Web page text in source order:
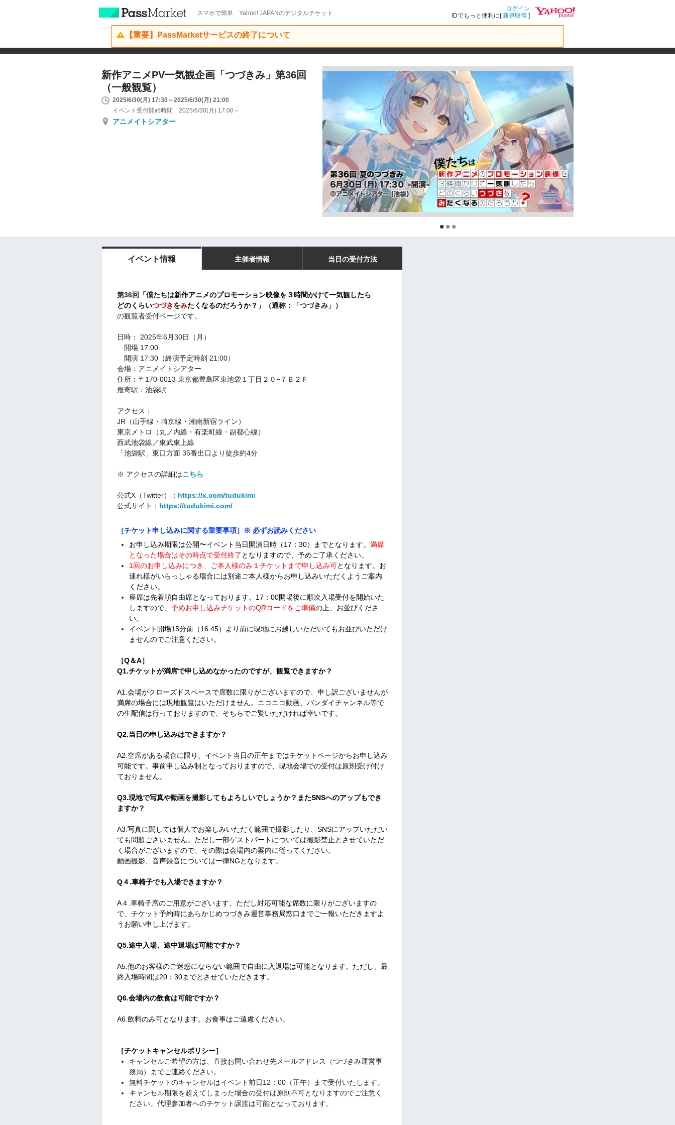
スマホで簡単 Yahoo! JAPANのデジタルチケット
ログイン
IDでもっと便利に[新規取得 ]
【重要】PassMarketサービスの終了について
新作アニメPV一気観企画「つづきみ」第36回
（一般観覧）
2025/6/30(月) 17:30～2025/6/30(月) 21:00
イベント受付開始時間 2025/6/30(月) 17:00～
アニメイトシアター
イベント情報 主催者情報 当日の受付方法
第36回「僕たちは新作アニメのプロモーション映像を３時間かけて一気観したら
どのくらいつづきをみたくなるのだろうか？ 」（通称：「つづきみ」）
の観覧者受付ページです。
日時： 2025年6 月30日（月）
開場 17:00
開演 17:30（終演予定時刻 21:00）
会場：アニメイトシアター
住所： 〒170-0013 東京都豊島区東池袋１丁目２０−７Ｂ２Ｆ
最寄駅：池袋駅
アクセス：
JR（山手線・埼京線・湘南新宿ライン）
東京メトロ（丸ノ内線・有楽町線・副都心線）
西武池袋線／東武東上線
「池袋駅」東口方面 35番出口より徒歩約4分
※ アクセスの詳細はこちら
公式X（Twitter）： https://x.com/tudukimi
公式サイト： https://tudukimi.com/
［チケット申し込みに関する重要事項］※ 必ずお読みください
お申し込み期限は公開〜イベント当日開演日時（17：30）までとなります。 満席
となった場合はその時点で受付終了 となりますので、予めご了承ください。
1回のお申し込みにつき、ご本人様のみ１チケットまで申し込み可となります。お
連れ様がいらっしゃる場合には別途ご本人様からお申し込みいただくようご案内
ください。
座席は先着順自由席となっております。17：00開場後に順次入場受付を開始いた
しますので、 予めお申し込みチケットのQRコードをご準備の上、お並びくださ
い。
イベント開場15分前（16:45）より前に現地にお越しいただいてもお並びいただけ
ませんのでご注意ください。
［Q＆A］
Q1.チケットが満席で申し込めなかったのですが、観覧できますか？
A1.会場がクローズドスペースで席数に限りがございますので、申し訳ございませんが
満席の場合には現地観覧はいただけません。ニコニコ動画、バンダイチャンネル等で
の生配信は行っておりますので、そちらでご覧いただければ幸いです。
Q2.当日の申し込みはできますか？
A2.空席がある場合に限り、イベント当日の正午まではチケットページからお申し込み
可能です。事前申し込み制となっておりますので、現地会場での受付は原則受け付け
ておりません。
Q3.現地で写真や動画を撮影してもよろしいでしょうか？またSNSへのアップもでき
ますか？
A3.写真に関しては個人でお楽しみいただく範囲で撮影したり、SNSにアップいただい
ても問題ございません。ただし一部ゲストパートについては撮影禁止とさせていただ
く場合がございますので、その際は会場内の案内に従ってください。
動画撮影、音声録音については一律NGとなります。
Q４.車椅子でも入場できますか？
A４.車椅子席のご用意がございます。ただし対応可能な席数に限りがございますの
で、チケット予約時にあらかじめつづきみ運営事務局窓口までご一報いただきますよ
うお願い申し上げます。
Q5.途中入場、途中退場は可能ですか？
A5.他のお客様のご迷惑にならない範囲で自由に入退場は可能となります。ただし、最
終入場時間は20：30までとさせていただきます。
Q6.会場内の飲食は可能ですか？
A6.飲料のみ可となります。お食事はご遠慮ください。
［チケットキャンセルポリシー］
キャンセルご希望の方は、直接お問い合わせ先メールアドレス（つづきみ運営事
務局）までご連絡ください。
無料チケットのキャンセルはイベント前日12：00（正午）まで受付いたします。
キャンセル期限を超えてしまった場合の受付は原則不可となりますのでご注意く
ださい。代理参加者へのチケット譲渡は可能となっております。